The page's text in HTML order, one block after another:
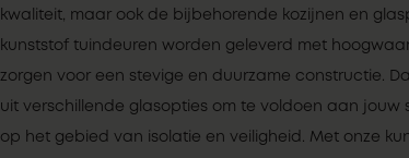
kwaliteit, maar ook de bijbehorende kozijnen en
kunststof tuindeuren worden geleverd met
zorgen voor een stevige en duurzame constructie.
uit verschillende glasopties om te voldoen aan jouw
op het gebied van isolatie en veiligheid. Met onze